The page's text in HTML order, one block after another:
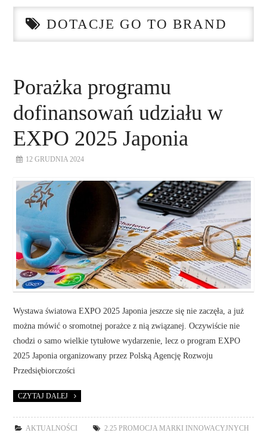
O NAS
DORADZTWO
PROEXIO
KONTAKT
DOTACJE GO TO BRAND
Porażka programu
dofinansowań udziału w
EXPO 2025 Japonia
12 GRUDNIA 2024
Wystawa światowa EXPO 2025 Japonia jeszcze się nie zaczęła, a już
można mówić o sromotnej porażce z nią związanej. Oczywiście nie
chodzi o samo wielkie tytułowe wydarzenie, lecz o program EXPO
2025 Japonia organizowany przez Polską Agencję Rozwoju
Przedsiębiorczości
CZYTAJ DALEJ
AKTUALNOŚCI
2.25 PROMOCJA MARKI INNOWACYJNYCH